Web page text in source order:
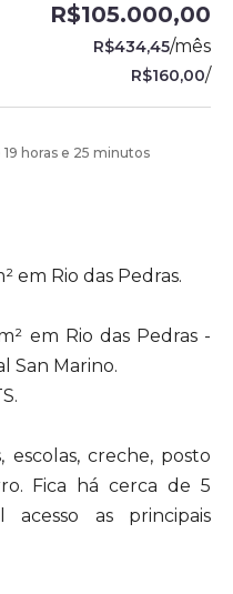
R$105.000,00
R$434,45/mês
R$160,00/
19 horas e 25 minutos
em Rio das Pedras.
em Rio das Pedras -
San Marino.
escolas, creche, posto
Fica há cerca de 5
as principais